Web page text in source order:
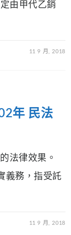
由甲代乙銷
11 9 月, 2018
年 民法
法律效果。
義務，指受託
11 9 月, 2018